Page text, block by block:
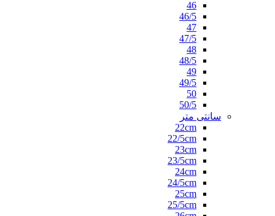
46
46/5
47
47/5
48
48/5
49
49/5
50
50/5
سانتی متر
22cm
22/5cm
23cm
23/5cm
24cm
24/5cm
25cm
25/5cm